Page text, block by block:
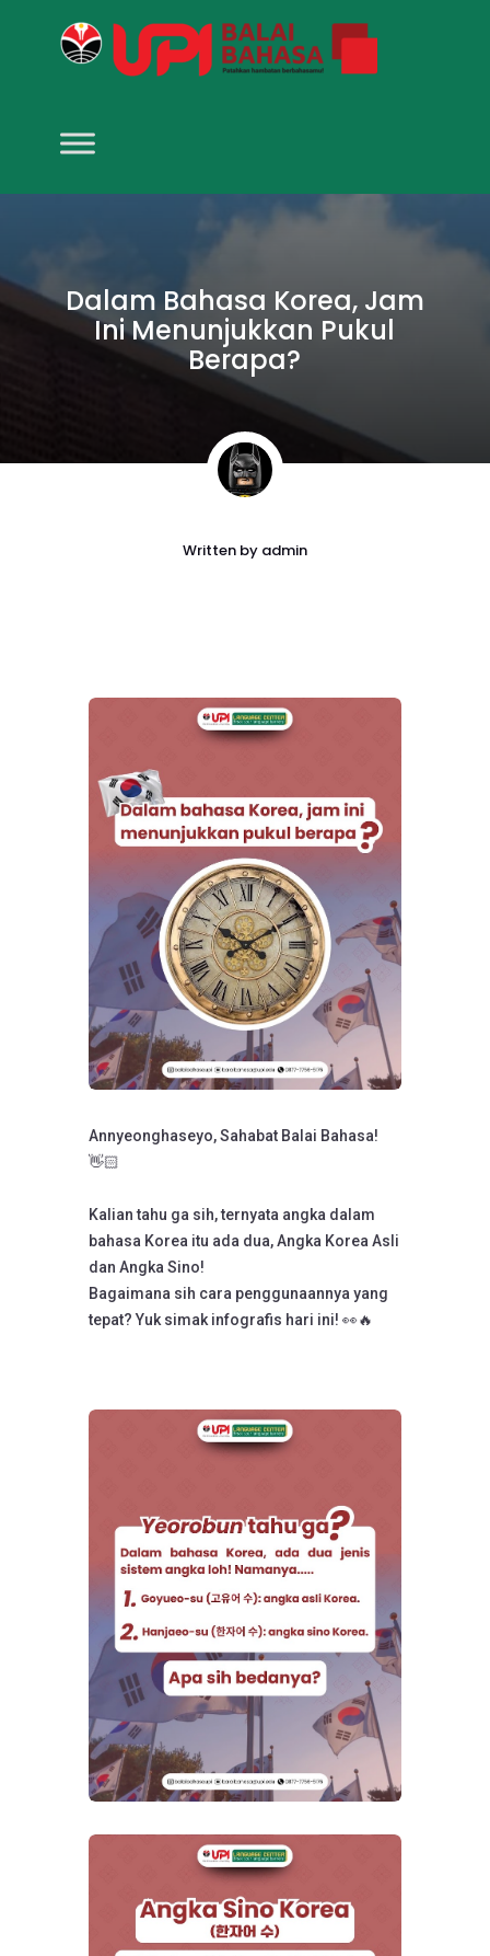
Dalam Bahasa Korea, Jam
Ini Menunjukkan Pukul
Berapa?
Written by admin
Annyeonghaseyo, Sahabat Balai Bahasa!
👋🏻
Kalian tahu ga sih, ternyata angka dalam
bahasa Korea itu ada dua, Angka Korea Asli
dan Angka Sino!
Bagaimana sih cara penggunaannya yang
tepat? Yuk simak infografis hari ini! 👀🔥